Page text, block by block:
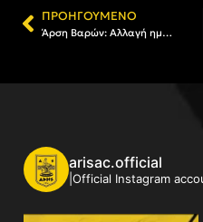
ΠΡΟΗΓΟΎΜΕΝΟ
Άρση Βαρών: Αλλαγή ημερομηνίας στην ημερίδα Lift For Life
arisac.official
|Official Instagram